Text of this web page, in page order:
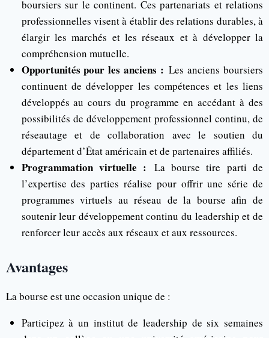
boursiers sur le continent. Ces partenariats et relations
professionnelles visent à établir des relations durables, à
élargir les marchés et les réseaux et à développer la
compréhension mutuelle.
Opportunités pour les anciens : Les anciens boursiers
continuent de développer les compétences et les liens
développés au cours du programme en accédant à des
possibilités de développement professionnel continu, de
réseautage et de collaboration avec le soutien du
département d’État américain et de partenaires affiliés.
Programmation virtuelle : La bourse tire parti de
l’expertise des parties réalise pour offrir une série de
programmes virtuels au réseau de la bourse afin de
soutenir leur développement continu du leadership et de
renforcer leur accès aux réseaux et aux ressources.
Avantages
La bourse est une occasion unique de :
Participez à un institut de leadership de six semaines